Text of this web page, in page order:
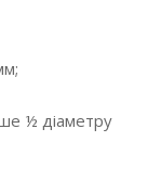
½ діаметру